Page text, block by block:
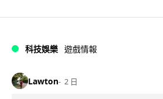
科技娛樂 遊戲情報
Lawton 2 日